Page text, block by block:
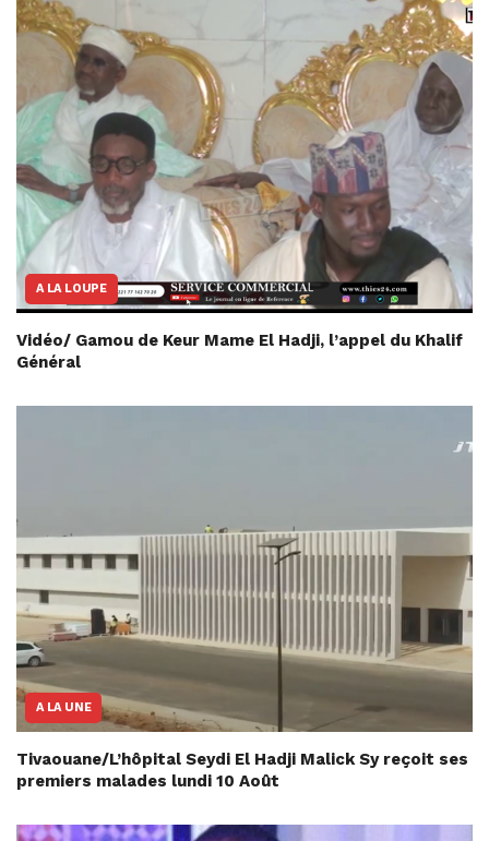
A LA LOUPE
Vidéo/ Gamou de Keur Mame El Hadji, l’appel du Khalif
Général
A LA UNE
Tivaouane/L’hôpital Seydi El Hadji Malick Sy reçoit ses
premiers malades lundi 10 Août